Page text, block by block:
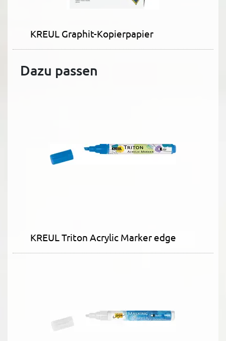
KREUL Graphit-Kopierpapier
Dazu passen
KREUL Triton Acrylic Marker edge